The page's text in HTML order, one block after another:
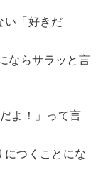
い「好きだ
ならサラッと言
よ！」って言
につくことにな